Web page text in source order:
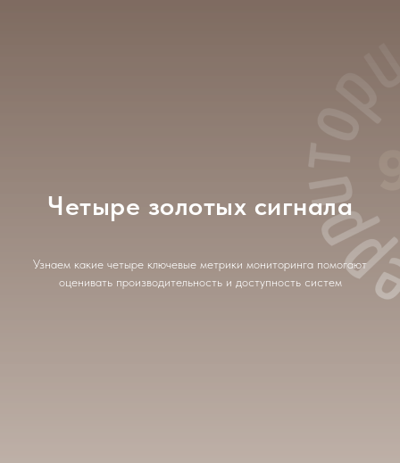
Четыре золотых сигнала
Узнаем какие четыре ключевые метрики мониторинга помогают
оценивать производительность и доступность систем